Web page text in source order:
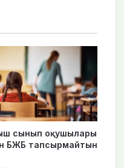
сынып оқушылары
БЖБ тапсырмайтын